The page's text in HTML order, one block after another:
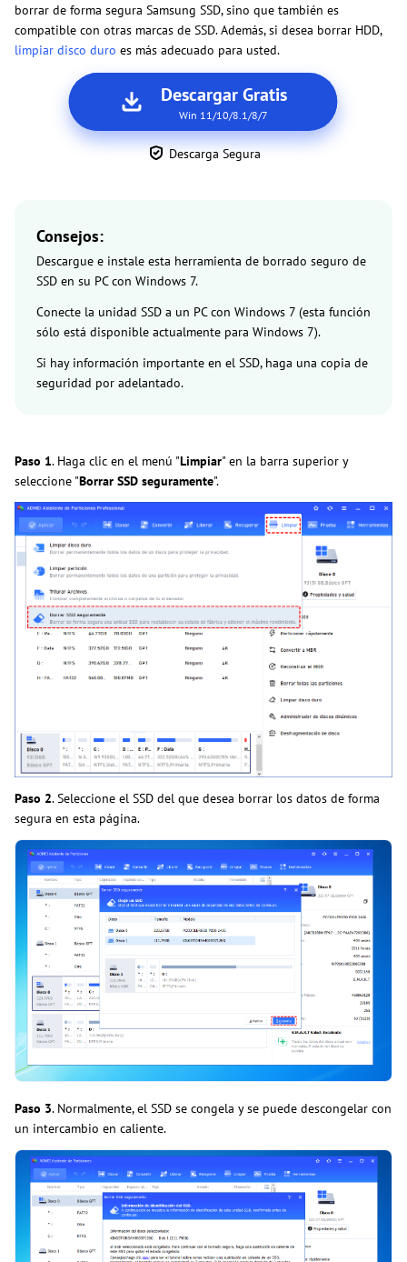
borrar de forma segura Samsung SSD, sino que también es
compatible con otras marcas de SSD. Además, si desea borrar HDD,
limpiar disco duro es más adecuado para usted.
Descargar Gratis
Win 11/10/8.1/8/7
Descarga Segura
Consejos:
Descargue e instale esta herramienta de borrado seguro de
SSD en su PC con Windows 7.
Conecte la unidad SSD a un PC con Windows 7 (esta función
sólo está disponible actualmente para Windows 7).
Si hay información importante en el SSD, haga una copia de
seguridad por adelantado.
Paso 1. Haga clic en el menú "Limpiar" en la barra superior y
seleccione "Borrar SSD seguramente".
Paso 2. Seleccione el SSD del que desea borrar los datos de forma
segura en esta página.
Paso 3. Normalmente, el SSD se congela y se puede descongelar con
un intercambio en caliente.